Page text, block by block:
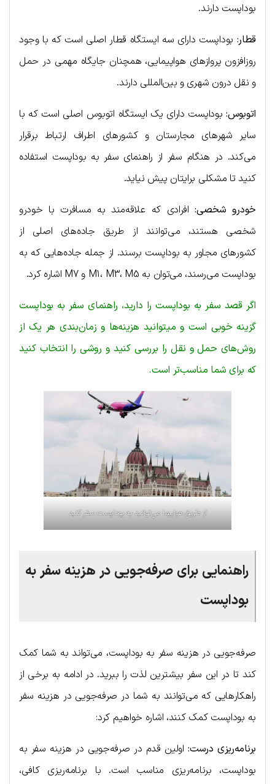
بوداپست دارند.
قطار: بوداپست دارای سه ایستگاه قطار اصلی است که با وجود
روزافزون پروازهای هواپیمایی، همچنان جایگاه مهمی در حمل
و نقل درون شهری و بین‌المللی دارند.
اتوبوس:بوداپست دارای یک ایستگاه اتوبوس اصلی است که با
سایر شهرهای مجارستان و کشورهای اطراف ارتباط برقرار
می‌کند. در هنگام سفر از راهنمای سفر به بوداپست استفاده
کنید تا مشکلی برایتان پیش نیاید.
خودرو شخصی:افرادی که علاقه‌مند به مسافرت با خودرو
شخصی هستند، می‌توانند از طریق جاده‌های اصلی از
کشورهای مجاور به بوداپست برسند. از جمله جاده‌هایی که به
بوداپست می‌رسند، می‌توان به M1، M3، M5 و M7 اشاره کرد.
اگر قصد سفر به بوداپست را دارید، راهنمای سفر به بوداپست
گزینه خوبی است و میتوانید هزینه‌ها و زمان‌بندی هر یک از
روش‌های حمل و نقل را بررسی کنید و روشی را انتخاب کنید
که برای شما مناسب‌تر است.
از طریق هواپیما می‌توانید به پوداپست سفر کنید
راهنمایی برای صرفه‌جویی در هزینه سفر به
بوداپست
صرفه‌جویی در هزینه سفر به بوداپست، می‌تواند به شما کمک
کند تا در این سفر بیشترین لذت را ببرید. در ادامه به برخی از
راهکارهایی که می‌توانند به شما در صرفه‌جویی در هزینه سفر
به بوداپست کمک کنند، اشاره خواهیم کرد:
برنامه‌ریزی درست:اولین قدم در صرفه‌جویی در هزینه سفر به
بوداپست، برنامه‌ریزی مناسب است. با برنامه‌ریزی کافی،